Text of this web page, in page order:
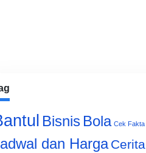
Bisnis Bola Cek Fakta
dan Harga Cerita